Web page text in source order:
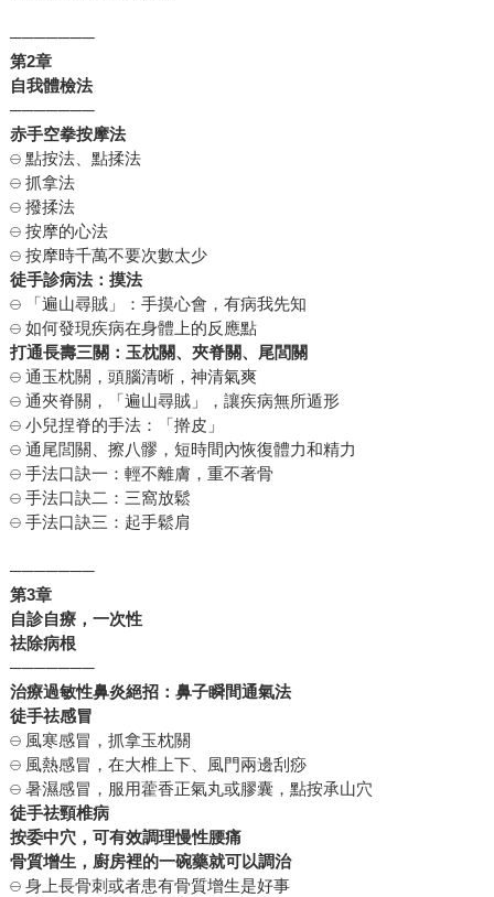
───────
第2章
自我體檢法
───────
赤手空拳按摩法
𓇷 點按法、點揉法
𓇷 抓拿法
𓇷 撥揉法
𓇷 按摩的心法
𓇷 按摩時千萬不要次數太少
徒手診病法：摸法
𓇷 「遍山尋賊」：手摸心會，有病我先知
𓇷 如何發現疾病在身體上的反應點
打通長壽三關：玉枕關、夾脊關、尾閭關
𓇷 通玉枕關，頭腦清晰，神清氣爽
𓇷 通夾脊關，「遍山尋賊」，讓疾病無所遁形
𓇷 小兒捏脊的手法：「擀皮」
𓇷 通尾閭關、擦八髎，短時間內恢復體力和精力
𓇷 手法口訣一：輕不離膚，重不著骨
𓇷 手法口訣二：三窩放鬆
𓇷 手法口訣三：起手鬆肩
───────
第3章
自診自療，一次性
祛除病根
───────
治療過敏性鼻炎絕招：鼻子瞬間通氣法
徒手祛感冒
𓇷 風寒感冒，抓拿玉枕關
𓇷 風熱感冒，在大椎上下、風門兩邊刮痧
𓇷 暑濕感冒，服用藿香正氣丸或膠囊，點按承山穴
徒手祛頸椎病
按委中穴，可有效調理慢性腰痛
骨質增生，廚房裡的一碗藥就可以調治
𓇷 身上長骨刺或者患有骨質增生是好事